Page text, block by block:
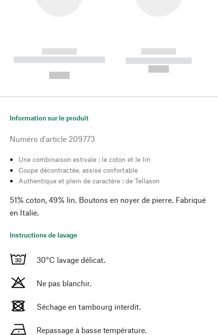
------------
----------- ----------- --------
------------
----------- -----------
Information sur le produit
Numéro d'article 209773
Une combinaison estivale : le coton et le lin
Coupe décontractée, assise confortable
Authentique et plein de caractère : de Tellason
51% coton, 49% lin. Boutons en noyer de pierre. Fabriqué
en Italie.
Instructions de lavage
30°C lavage délicat.
Ne pas blanchir.
Séchage en tambourg interdit.
Repassage à basse température.